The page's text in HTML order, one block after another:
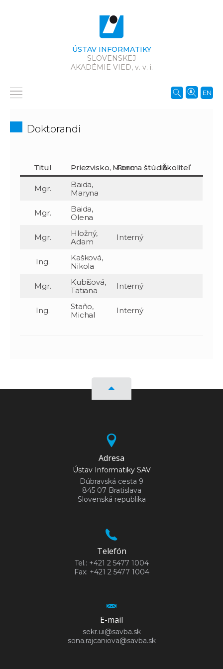
ÚSTAV INFORMATIKY
SLOVENSKEJ
AKADÉMIE VIED, v. v. i.
EN
Doktorandi
Titul Priezvisko, MenoForma štúdiaŠkoliteľ
Mgr.
Baida,
Maryna
Mgr.
Baida,
Olena
Mgr.
Hložný,
Adam
Interný
Ing.
Kašková,
Nikola
Mgr.
Kubišová,
Tatiana
Interný
Ing.
Staňo,
Michal
Interný
Adresa
Ústav Informatiky SAV
Dúbravská cesta 9
845 07 Bratislava
Slovenská republika
Telefón
Tel.: +421 2 5477 1004
Fax: +421 2 5477 1004
E-mail
sekr.ui@savba.sk
sona.rajcaniova@savba.sk